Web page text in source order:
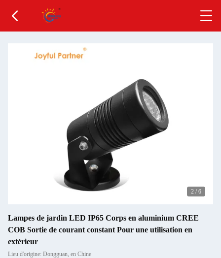
2 / 6
Lampes de jardin LED IP65 Corps en aluminium CREE
COB Sortie de courant constant Pour une utilisation en
extérieur
Lieu d'origine: Dongguan, en Chine